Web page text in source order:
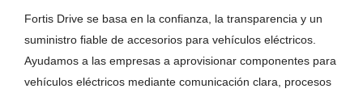
Fortis Drive se basa en la confianza, la transparencia y un
suministro fiable de accesorios para vehículos eléctricos.
Ayudamos a las empresas a aprovisionar componentes para
vehículos eléctricos mediante comunicación clara, procesos